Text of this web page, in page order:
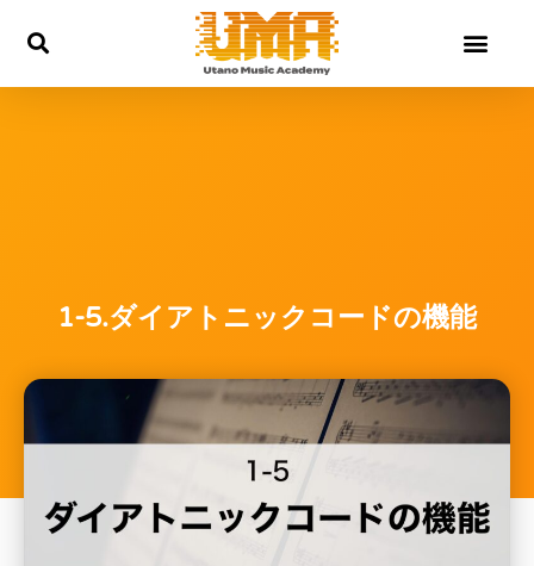
1-5.ダイアトニックコードの機能